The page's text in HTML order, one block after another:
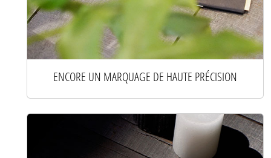
ENCORE UN MARQUAGE DE HAUTE PRÉCISION